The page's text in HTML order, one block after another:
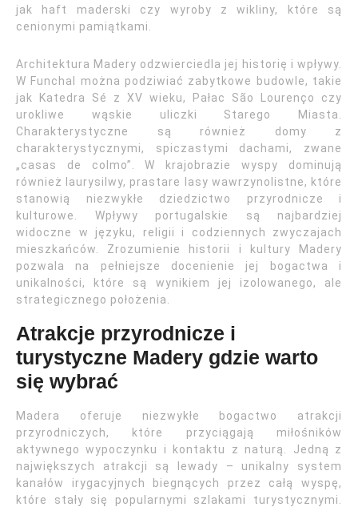
jak haft maderski czy wyroby z wikliny, które są
cenionymi pamiątkami.
Architektura Madery odzwierciedla jej historię i wpływy.
W Funchal można podziwiać zabytkowe budowle, takie
jak Katedra Sé z XV wieku, Pałac São Lourenço czy
urokliwe wąskie uliczki Starego Miasta.
Charakterystyczne są również domy z
charakterystycznymi, spiczastymi dachami, zwane
„casas de colmo”. W krajobrazie wyspy dominują
również laurysilwy, prastare lasy wawrzynolistne, które
stanowią niezwykłe dziedzictwo przyrodnicze i
kulturowe. Wpływy portugalskie są najbardziej
widoczne w języku, religii i codziennych zwyczajach
mieszkańców. Zrozumienie historii i kultury Madery
pozwala na pełniejsze docenienie jej bogactwa i
unikalności, które są wynikiem jej izolowanego, ale
strategicznego położenia.
Atrakcje przyrodnicze i
turystyczne Madery gdzie warto
się wybrać
Madera oferuje niezwykłe bogactwo atrakcji
przyrodniczych, które przyciągają miłośników
aktywnego wypoczynku i kontaktu z naturą. Jedną z
największych atrakcji są lewady – unikalny system
kanałów irygacyjnych biegnących przez całą wyspę,
które stały się popularnymi szlakami turystycznymi.